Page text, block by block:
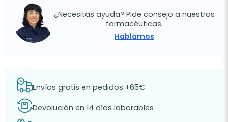
¿Necesitas ayuda? Pide consejo a nuestras
farmacéuticas.
Hablamos
Envíos gratis en pedidos +65€
Devolución en 14 días laborables